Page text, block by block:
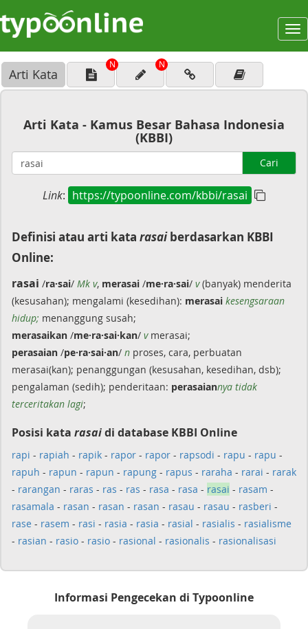
Arti Kata
N N
Arti Kata - Kamus Besar Bahasa Indonesia
(KBBI)
Cari
Link: https://typoonline.com/kbbi/rasai
Definisi atau arti kata rasaiberdasarkan KBBI
Online:
rasai /ra·sai/ Mk v, merasai /me·ra·sai/ v(banyak) menderita
(kesusahan); mengalami (kesedihan): merasai kesengsaraan
hidup; menanggung susah;
merasaikan /me·ra·sai·kan/ vmerasai;
perasaian /pe·ra·sai·an/ n proses, cara, perbuatan
merasai(kan); penanggungan (kesusahan, kesedihan, dsb);
pengalaman (sedih); penderitaan: perasaiannya tidak
terceritakan lagi;
Posisi kata rasaidi database KBBI Online
rapi - rapiah - rapik - rapor - rapor - rapsodi - rapu - rapu -
rapuh - rapun - rapun - rapung - rapus - raraha - rarai - rarak
- rarangan - raras - ras - ras - rasa - rasa - rasai - rasam -
rasamala - rasan - rasan - rasan - rasau - rasau - rasberi -
rase - rasem - rasi - rasia - rasia - rasial - rasialis - rasialisme
- rasian - rasio - rasio - rasional - rasionalis - rasionalisasi
Informasi Pengecekan di Typoonline